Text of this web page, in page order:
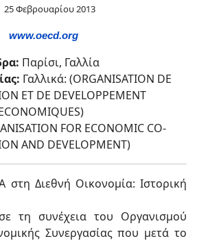
25 Φεβρουαρίου 2013
www.oecd.org
Παρίσι, Γαλλία
Γαλλικά: (ORGANISATION DE
ET DE DEVELOPPEMENT
FOR ECONOMIC CO-
AND DEVELOPMENT)
Διεθνή Οικονομία: Ιστορική
τη συνέχεια του Οργανισμού
Συνεργασίας που μετά το